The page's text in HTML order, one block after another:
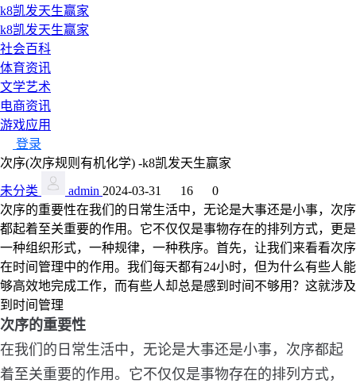
k8凯发天生赢家
k8凯发天生赢家
社会百科
体育资讯
文学艺术
电商资讯
游戏应用
登录
次序(次序规则有机化学) -k8凯发天生赢家
未分类 admin 2024-03-31 16
0
次序的重要性在我们的日常生活中，无论是大事还是小事，次序
都起着至关重要的作用。它不仅仅是事物存在的排列方式，更是
一种组织形式，一种规律，一种秩序。首先，让我们来看看次序
在时间管理中的作用。我们每天都有24小时，但为什么有些人能
够高效地完成工作，而有些人却总是感到时间不够用？这就涉及
到时间管理
次序的重要性
在我们的日常生活中，无论是大事还是小事，次序都起
着至关重要的作用。它不仅仅是事物存在的排列方式，